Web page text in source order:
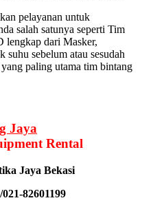
pelayanan untuk
salah satunya seperti Tim
lengkap dari Masker,
suhu sebelum atau sesudah
paling utama tim bintang
Jaya
Rental
Jaya Bekasi
82601199